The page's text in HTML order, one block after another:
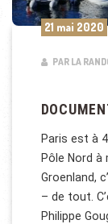
21 mai 2020
PAR LA
Paris est à
Pôle Nord à
Groenland,
– de tout.
Philippe